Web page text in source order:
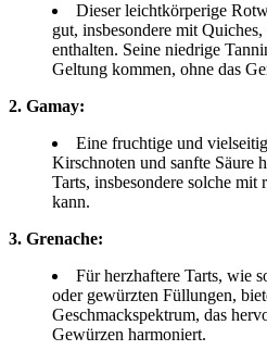
Dieser leichtkörperige
gut, insbesondere mit
enthalten. Seine niedrige
Geltung kommen, ohne das
2. Gamay:
Eine fruchtige und
Kirschnoten und sanfte Säure
Tarts, insbesondere solche mit
kann.
3. Grenache:
Für herzhaftere Tarts, wie
oder gewürzten Füllungen,
Geschmackspektrum, das
Gewürzen harmoniert.